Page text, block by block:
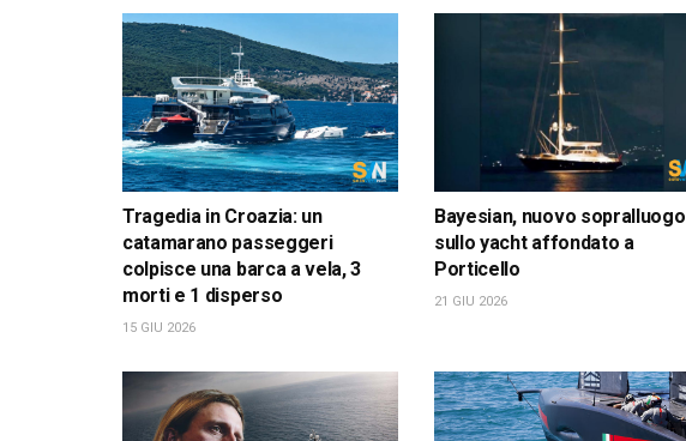
Tragedia in Croazia: un
catamarano passeggeri
colpisce una barca a vela, 3
morti e 1 disperso
15 GIU 2026
Bayesian, nuovo sopralluogo
sullo yacht affondato a
Porticello
21 GIU 2026